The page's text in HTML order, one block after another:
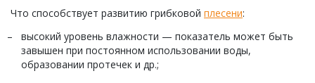
Что способствует развитию грибковой плесени:
высокий уровень влажности — показатель может быть
завышен при постоянном использовании воды,
образовании протечек и др.;